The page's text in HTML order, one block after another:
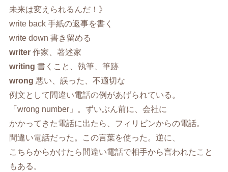
未来は変えられるんだ！》
write back 手紙の返事を書く
write down 書き留める
writer 作家、著述家
writing 書くこと、執筆、筆跡
wrong 悪い、誤った、不適切な
例文として間違い電話の例があげられている。
「wrong number」。ずいぶん前に、会社に
かかってきた電話に出たら、フィリピンからの電話。
間違い電話だった。この言葉を使った。逆に、
こちらからかけたら間違い電話で相手から言われたこと
もある。